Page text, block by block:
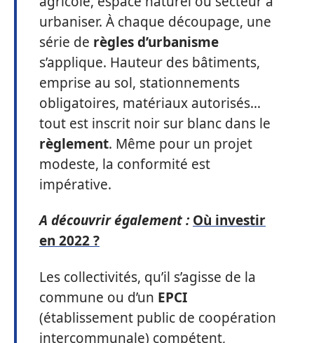
urbaniser. À chaque découpage, une
série de règles d’urbanisme
s’applique. Hauteur des bâtiments,
emprise au sol, stationnements
obligatoires, matériaux autorisés…
tout est inscrit noir sur blanc dans le
règlement. Même pour un projet
modeste, la conformité est
impérative.
A découvrir également : Où investir
en 2022 ?
Les collectivités, qu’il s’agisse de la
commune ou d’un EPCI
(établissement public de coopération
intercommunale) compétent,